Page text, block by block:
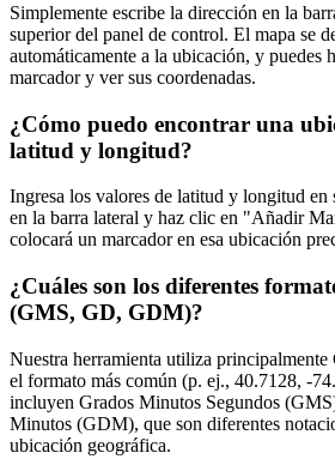
Simplemente escribe la dirección en la
superior del panel de control. El mapa se
automáticamente a la ubicación, y puedes
marcador y ver sus coordenadas.
¿Cómo puedo encontrar una
latitud y longitud?
Ingresa los valores de latitud y longitud en
en la barra lateral y haz clic en "Añadir
colocará un marcador en esa ubicación
¿Cuáles son los diferentes
(GMS, GD, GDM)?
Nuestra herramienta utiliza
el formato más común (p. ej., 40.7128, -
incluyen Grados Minutos Segundos
Minutos (GDM), que son diferentes
ubicación geográfica.